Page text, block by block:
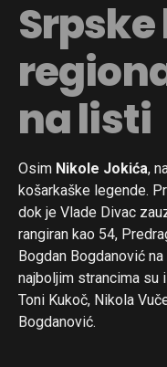
na listi
Osim Nikole Jokića,
košarkaške legende.
dok je Vlade Divac
rangiran kao 54,
Bogdan Bogdanović
najboljim strancima su
Toni Kukoč, Nikola
Bogdanović.